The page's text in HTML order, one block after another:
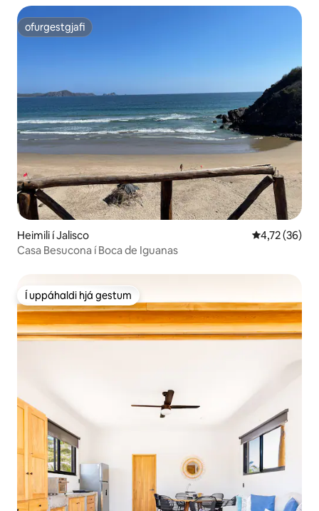
ofurgestgjafi
ofurgestgjafi
Heimili í Jalisco 4,72 af 5 í
4,72 (36)
Casa Besucona í Boca de Iguanas
Í uppáhaldi hjá gestum
Í uppáhaldi hjá gestum